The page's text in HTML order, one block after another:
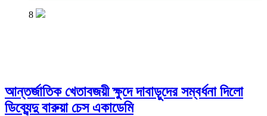
8
আন্তর্জাতিক খেতাবজয়ী ক্ষুদে দাবাড়ুদের সম্বর্ধনা দিলো
ডিব্যেন্দু বারুয়া চেস একাডেমি